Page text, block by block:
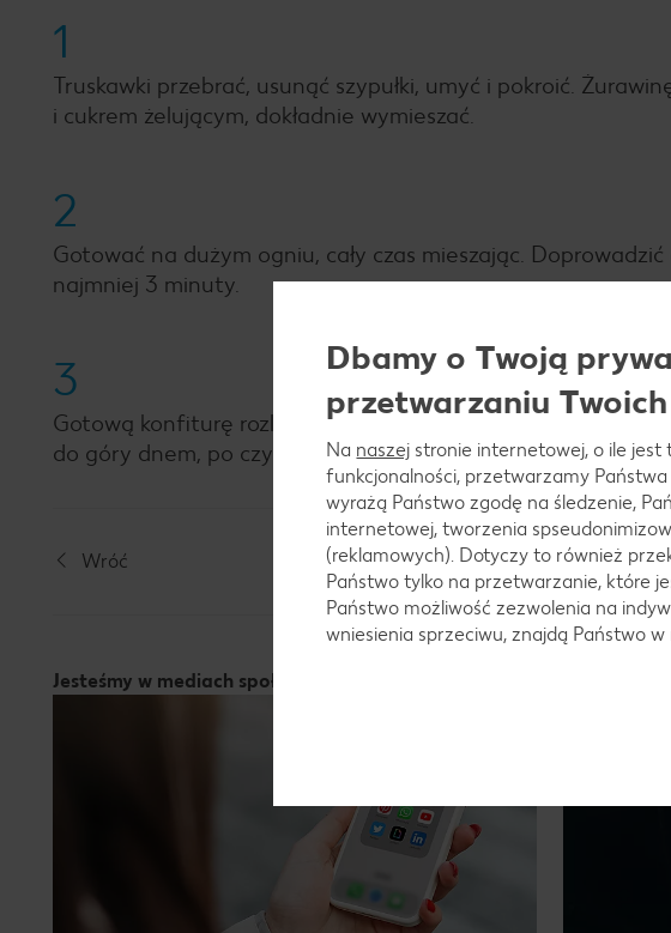
1
Truskawki przebrać, usunąć szypułki, umyć i pokroić.
i cukrem żelującym, dokładnie wymieszać.
2
Gotować na dużym ogniu, cały czas mieszając.
najmniej 3 minuty.
3
Gotową konfiturę rozlać do wcześniej wyparzonych i
do góry dnem, po czym przewrócić.
Wróć
Jesteśmy w mediach społeczniościowych!
Dbamy o Twoją
przetwarzaniu
Na naszej stronie internetowej, o ile jest
funkcjonalności, przetwarzamy
wyrażą Państwo zgodę na śledzenie,
internetowej, tworzenia
(reklamowych). Dotyczy to również
Państwo tylko na przetwarzanie, które
Państwo możliwość zezwolenia na
wniesienia sprzeciwu, znajdą Państwo w